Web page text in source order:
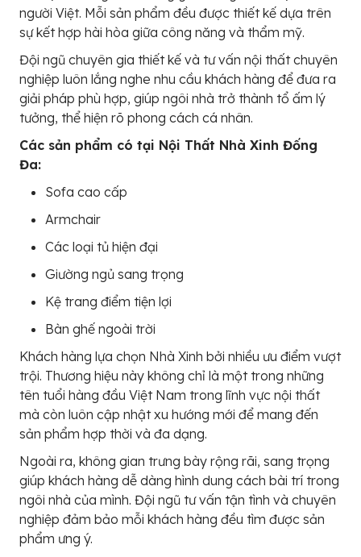
người Việt. Mỗi sản phẩm đều được thiết kế dựa trên
sự kết hợp hài hòa giữa công năng và thẩm mỹ.
Đội ngũ chuyên gia thiết kế và tư vấn nội thất chuyên
nghiệp luôn lắng nghe nhu cầu khách hàng để đưa ra
giải pháp phù hợp, giúp ngôi nhà trở thành tổ ấm lý
tưởng, thể hiện rõ phong cách cá nhân.
Các sản phẩm có tại Nội Thất Nhà Xinh Đống
Đa:
Sofa cao cấp
Armchair
Các loại tủ hiện đại
Giường ngủ sang trọng
Kệ trang điểm tiện lợi
Bàn ghế ngoài trời
Khách hàng lựa chọn Nhà Xinh bởi nhiều ưu điểm vượt
trội. Thương hiệu này không chỉ là một trong những
tên tuổi hàng đầu Việt Nam trong lĩnh vực nội thất
mà còn luôn cập nhật xu hướng mới để mang đến
sản phẩm hợp thời và đa dạng.
Ngoài ra, không gian trưng bày rộng rãi, sang trọng
giúp khách hàng dễ dàng hình dung cách bài trí trong
ngôi nhà của mình. Đội ngũ tư vấn tận tình và chuyên
nghiệp đảm bảo mỗi khách hàng đều tìm được sản
phẩm ưng ý.